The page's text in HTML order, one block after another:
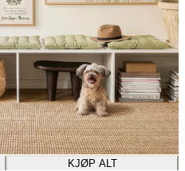
KJØP ALT